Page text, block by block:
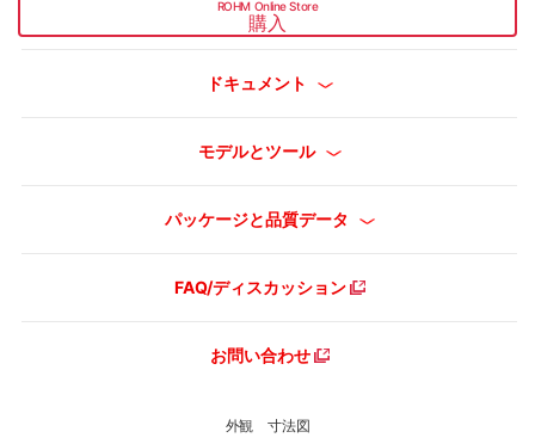
外観 寸法図
ROHM Online Store
購入
ドキュメント
モデルとツール
パッケージと品質データ
FAQ/ディスカッション
お問い合わせ